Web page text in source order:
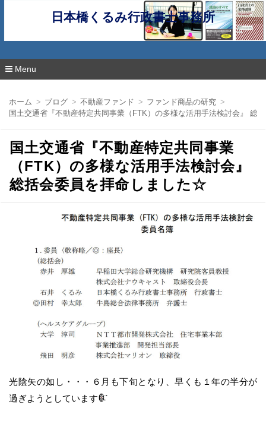
日本橋くるみ行政書士事務所
Menu
ホーム ブログ 不動産ファンド
ファンド商品の研究
国土交通省『不動産特定共同事業（FTK）の多様な活用手法検討会』 総
国土交通省『不動産特定共同事業
（FTK）の多様な活用手法検討会』
総括会委員を拝命しました☆
光陰矢の如し・・・６月も下旬となり、早くも１年の半分が
過ぎようとしています